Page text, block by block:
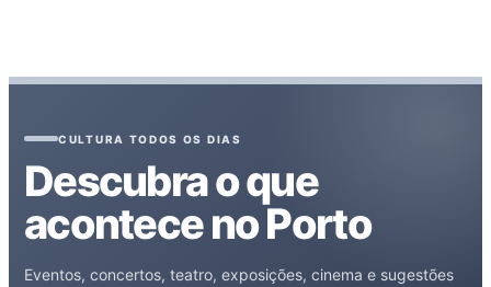
CULTURA TODOS OS DIAS
Descubra o que
acontece no Porto
Eventos, concertos, teatro, exposições, cinema e sugestões